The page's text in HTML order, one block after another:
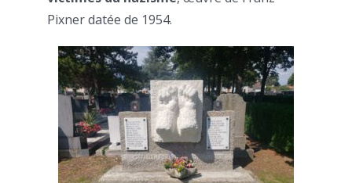
Pixner datée de 1954.